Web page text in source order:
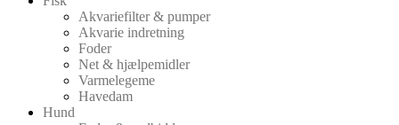
Akvariefilter & pumper
Akvarie indretning
Foder
Net & hjælpemidler
Varmelegeme
Havedam
Hund